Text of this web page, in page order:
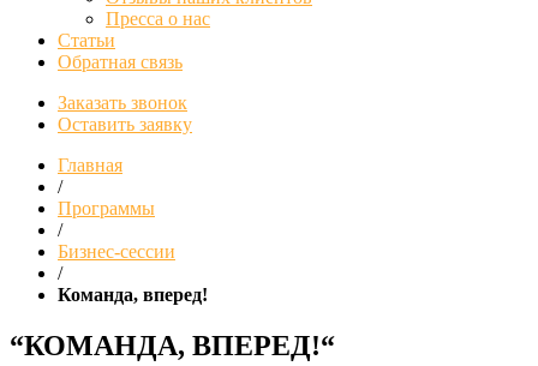
Пресса о нас
Статьи
Обратная связь
Заказать звонок
Оставить заявку
Главная
/
Программы
/
Бизнес-сессии
/
Команда, вперед!
“КОМАНДА, ВПЕРЕД!“